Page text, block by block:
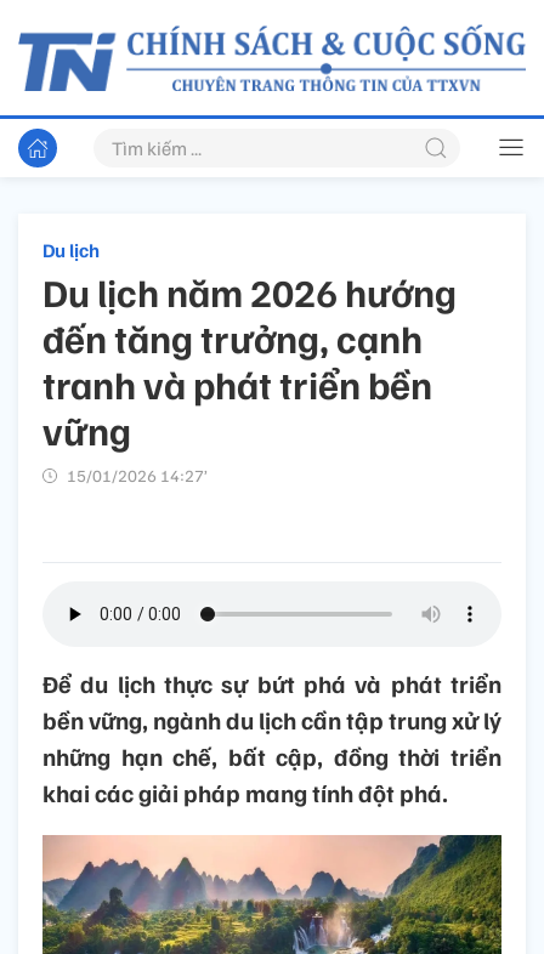
Du lịch
Du lịch năm 2026 hướng
đến tăng trưởng, cạnh
tranh và phát triển bền
vững
15/01/2026 14:27’
Để du lịch thực sự bứt phá và phát triển
bền vững, ngành du lịch cần tập trung xử lý
những hạn chế, bất cập, đồng thời triển
khai các giải pháp mang tính đột phá.